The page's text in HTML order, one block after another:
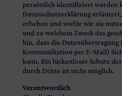
persönlich identifiziert werden
Datenschutzerklärung
erheben und wofür wir sie
und zu welchem Zweck das
hin, dass die
Kommunikation per E-Mail)
kann. Ein lückenloser Schutz
durch Dritte ist nicht möglich.
Verantwortlich